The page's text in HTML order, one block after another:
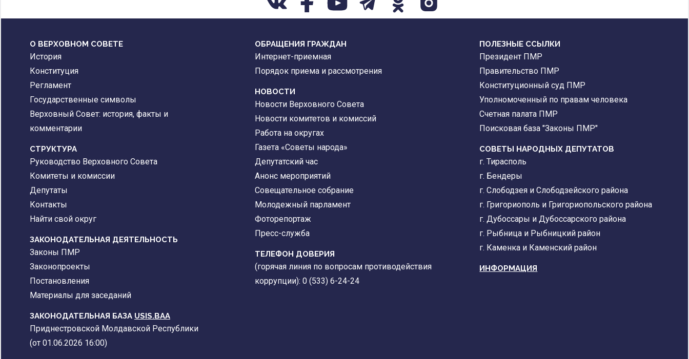
О ВЕРХОВНОМ СОВЕТЕ
История
Конституция
Регламент
Государственные символы
Верховный Совет: история, факты и
комментарии
CТРУКТУРА
Руководство Верховного Совета
Комитеты и комиссии
Депутаты
Контакты
Найти свой округ
ЗАКОНОДАТЕЛЬНАЯ ДЕЯТЕЛЬНОСТЬ
Законы ПМР
Законопроекты
Постановления
Материалы для заседаний
ЗАКОНОДАТЕЛЬНАЯ БАЗА USIS.BAA
Приднестровской Молдавской Республики
(от 01.06.2026 16:00)
ОБРАЩЕНИЯ ГРАЖДАН
Интернет-приемная
Порядок приема и рассмотрения
НОВОСТИ
Новости Верховного Совета
Новости комитетов и комиссий
Работа на округах
Газета «Советы народа»
Депутатский час
Анонс мероприятий
Совещательное собрание
Молодежный парламент
Фоторепортаж
Пресс-служба
ТЕЛЕФОН ДОВЕРИЯ
(горячая линия по вопросам противодействия
коррупции): 0 (533) 6-24-24
ПОЛЕЗНЫЕ ССЫЛКИ
Президент ПМР
Правительство ПМР
Конституционный суд ПМР
Уполномоченный по правам человека
Счетная палата ПМР
Поисковая база "Законы ПМР"
СОВЕТЫ НАРОДНЫХ ДЕПУТАТОВ
г. Тирасполь
г. Бендеры
г. Слободзея и Слободзейского района
г. Григориополь и Григориопольского района
г. Дубоссары и Дубоссарского района
г. Рыбница и Рыбницкий район
г. Каменка и Каменский район
ИНФОРМАЦИЯ